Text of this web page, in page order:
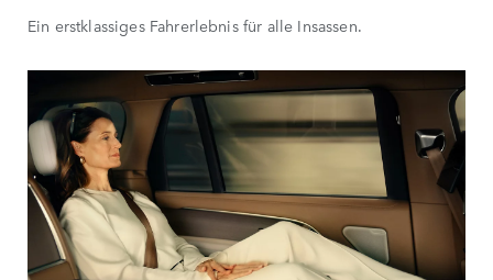
Ein erstklassiges Fahrerlebnis für alle Insassen.